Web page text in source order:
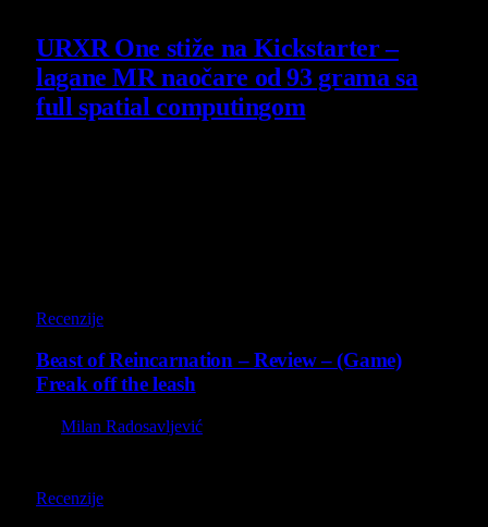
URXR One stiže na Kickstarter –
lagane MR naočare od 93 grama sa
full spatial computingom
Recenzije
Beast of Reincarnation – Review – (Game)
Freak off the leash
Milan Radosavljević
Recenzije